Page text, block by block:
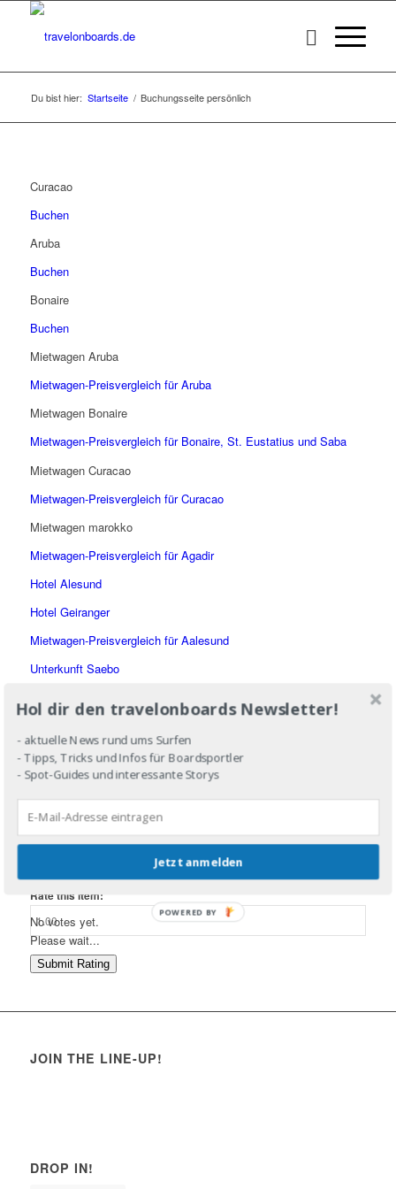
Du bist hier: Startseite / Buchungsseite persönlich
Curacao
Buchen
Aruba
Buchen
Bonaire
Buchen
Mietwagen Aruba
Mietwagen-Preisvergleich für Aruba
Mietwagen Bonaire
Mietwagen-Preisvergleich für Bonaire, St. Eustatius und Saba
Mietwagen Curacao
Mietwagen-Preisvergleich für Curacao
Mietwagen marokko
Mietwagen-Preisvergleich für Agadir
Hotel Alesund
Hotel Geiranger
Mietwagen-Preisvergleich für Aalesund
Unterkunft Saebo
Mietwagen-Preisvergleich für Juneau
Mietwagen-Preisvergleich für Ketchikan
Mietwagen-Preisvergleich für Ketchikan
Mietwagen-Preisvergleich für Palma de Mallorca
Mietwagen-Preisvergleich für Faro
Rate this item:
Submit Rating
No votes yet.
Please wait...
JOIN THE LINE-UP!
DROP IN!
Hol dir den travelonboards Newsletter!
- aktuelle News rund ums Surfen
- Tipps, Tricks und Infos für Boardsportler
- Spot-Guides und interessante Storys
Jetzt anmelden
POWERED BY